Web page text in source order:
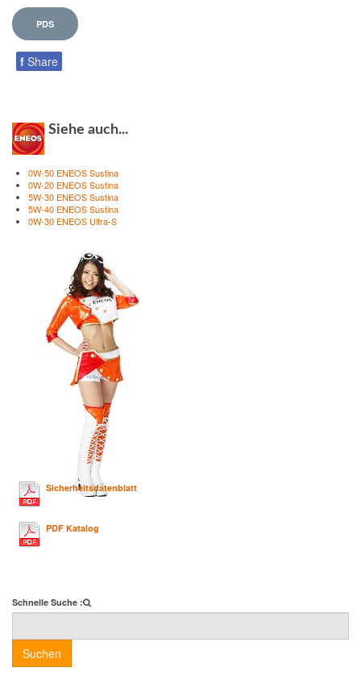
PDS
f Share
Siehe auch...
0W-50 ENEOS Sustina
0W-20 ENEOS Sustina
5W-30 ENEOS Sustina
5W-40 ENEOS Sustina
0W-30 ENEOS Ultra-S
Sicherheitsdatenblatt
PDF Katalog
Schnelle Suche :
Suchen